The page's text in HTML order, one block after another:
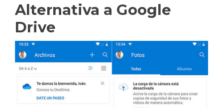
Alternativa a Google
Drive